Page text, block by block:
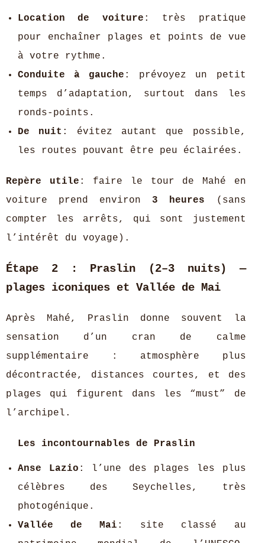
Location de voiture : très pratique
pour enchaîner plages et points de vue
à votre rythme.
Conduite à gauche : prévoyez un petit
temps d’adaptation, surtout dans les
ronds-points.
De nuit : évitez autant que possible,
les routes pouvant être peu éclairées.
Repère utile : faire le tour de Mahé en
voiture prend environ 3 heures (sans
compter les arrêts, qui sont justement
l’intérêt du voyage).
Étape 2 : Praslin (2–3 nuits) —
plages iconiques et Vallée de Mai
Après Mahé, Praslin donne souvent la
sensation d’un cran de calme
supplémentaire : atmosphère plus
décontractée, distances courtes, et des
plages qui figurent dans les “must” de
l’archipel.
Les incontournables de Praslin
Anse Lazio : l’une des plages les plus
célèbres des Seychelles, très
photogénique.
Vallée de Mai : site classé au